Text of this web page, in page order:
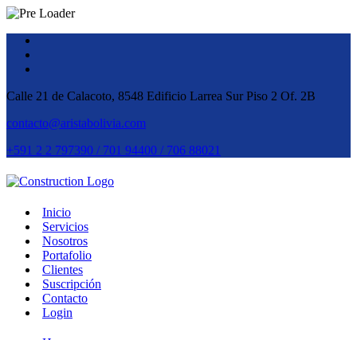
Calle 21 de Calacoto, 8548 Edificio Larrea Sur Piso 2 Of. 2B
contacto@aristabolivia.com
+591 2 2 797390 / 701 94400 / 706 88021
Inicio
Servicios
Nosotros
Portafolio
Clientes
Suscripción
Contacto
Login